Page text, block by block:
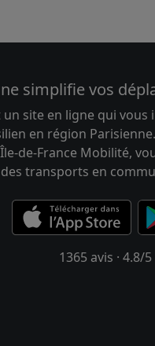
simplifie vos
un site en ligne qui
en région
de-France Mobilité,
transports en
1365 avis · 4.8/5